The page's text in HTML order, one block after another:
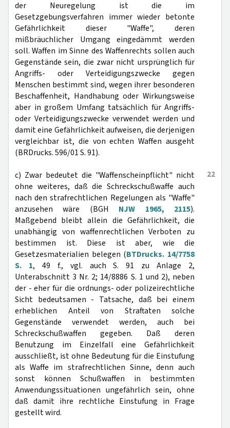
der Neuregelung ist die im
Gesetzgebungsverfahren immer wieder betonte
Gefährlichkeit dieser "Waffe", deren
mißbräuchlicher Umgang eingedämmt werden
soll. Waffen im Sinne des Waffenrechts sollen auch
Gegenstände sein, die zwar nicht ursprünglich für
Angriffs- oder Verteidigungszwecke gegen
Menschen bestimmt sind, wegen ihrer besonderen
Beschaffenheit, Handhabung oder Wirkungsweise
aber in großem Umfang tatsächlich für Angriffs-
oder Verteidigungszwecke verwendet werden und
damit eine Gefährlichkeit aufweisen, die derjenigen
vergleichbar ist, die von echten Waffen ausgeht
(BRDrucks. 596/01 S. 91).
22
c) Zwar bedeutet die "Waffenscheinpflicht" nicht
ohne weiteres, daß die Schreckschußwaffe auch
nach den strafrechtlichen Regelungen als "Waffe"
anzusehen wäre (BGH NJW 1965, 2115).
Maßgebend bleibt allein die Gefährlichkeit, die
unabhängig von waffenrechtlichen Verboten zu
bestimmen ist. Diese ist aber, wie die
Gesetzesmaterialien belegen (BTDrucks. 14/7758
S. 1, 49 f., vgl. auch S. 91 zu Anlage 2,
Unterabschnitt 3 Nr. 2; 14/8886 S. 1 und 2), neben
der - eher für die ordnungs- oder polizeirechtliche
Sicht bedeutsamen - Tatsache, daß bei einem
erheblichen Anteil von Straftaten solche
Gegenstände verwendet werden, auch bei
Schreckschußwaffen gegeben. Daß deren
Benutzung im Einzelfall eine Gefährlichkeit
ausschließt, ist ohne Bedeutung für die Einstufung
als Waffe im strafrechtlichen Sinne, denn auch
sonst können Schußwaffen in bestimmten
Anwendungssituationen ungefährlich sein, ohne
daß damit ihre rechtliche Einstufung in Frage
gestellt wird.